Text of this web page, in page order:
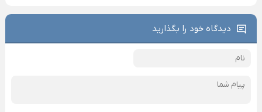
دیدگاه خود را بگذارید